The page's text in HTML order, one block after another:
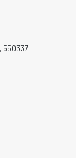
550337